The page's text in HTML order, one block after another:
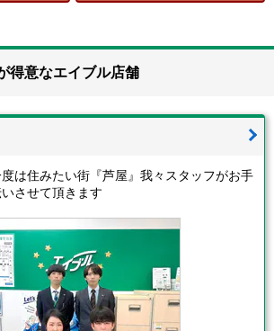
得意なエイブル店舗
は住みたい街『芦屋』我々スタッフがお手
させて頂きます